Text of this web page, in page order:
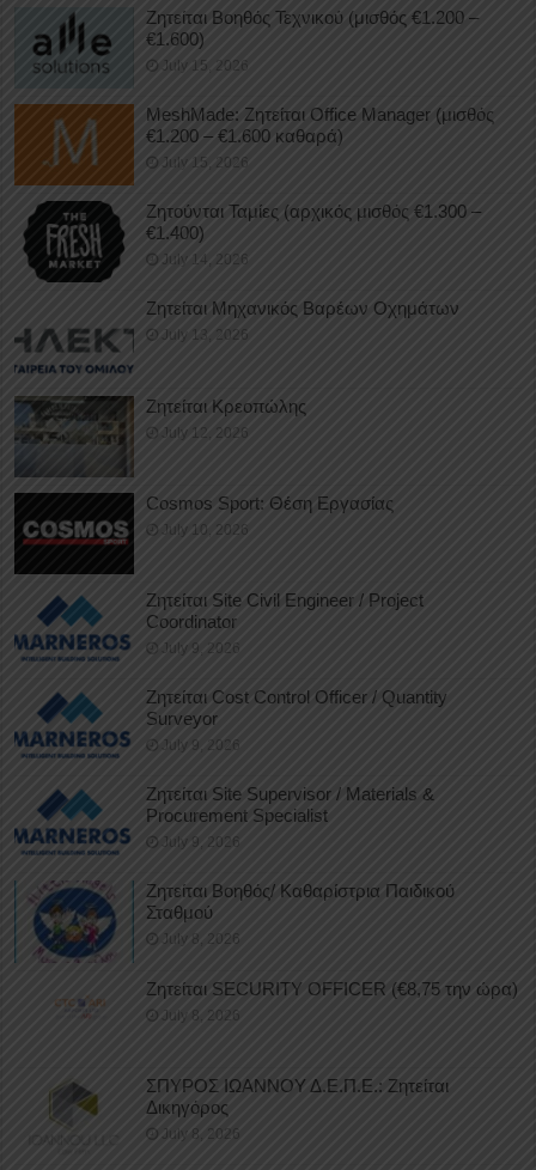
Ζητείται Βοηθός Τεχνικού (μισθός €1.200 –
€1.600)
July 15, 2026
MeshMade: Ζητείται Office Manager (μισθός
€1.200 – €1.600 καθαρά)
July 15, 2026
Ζητούνται Ταμίες (αρχικός μισθός €1.300 –
€1.400)
July 14, 2026
Ζητείται Μηχανικός Βαρέων Οχημάτων
July 13, 2026
Ζητείται Κρεοπώλης
July 12, 2026
Cosmos Sport: Θέση Εργασίας
July 10, 2026
Ζητείται Site Civil Engineer / Project
Coordinator
July 9, 2026
Ζητείται Cost Control Officer / Quantity
Surveyor
July 9, 2026
Ζητείται Site Supervisor / Materials &
Procurement Specialist
July 9, 2026
Ζητείται Βοηθός/ Καθαρίστρια Παιδικού
Σταθμού
July 8, 2026
Ζητείται SECURITY OFFICER (€8,75 την ώρα)
July 8, 2026
ΣΠΥΡΟΣ ΙΩΑΝΝΟΥ Δ.Ε.Π.Ε.: Ζητείται
Δικηγόρος
July 8, 2026